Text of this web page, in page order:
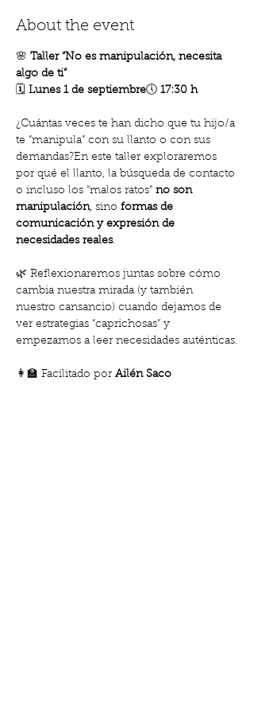
About the event
🌸 Taller “No es manipulación, necesita
algo de ti”
🗓️ Lunes 1 de septiembre🕔 17:30 h
¿Cuántas veces te han dicho que tu hijo/a
te “manipula” con su llanto o con sus
demandas?En este taller exploraremos
por qué el llanto, la búsqueda de contacto
o incluso los “malos ratos” no son
manipulación, sino formas de
comunicación y expresión de
necesidades reales.
🌿 Reflexionaremos juntas sobre cómo
cambia nuestra mirada (y también
nuestro cansancio) cuando dejamos de
ver estrategias “caprichosas” y
empezamos a leer necesidades auténticas.
👩‍🏫 Facilitado por Ailén Saco